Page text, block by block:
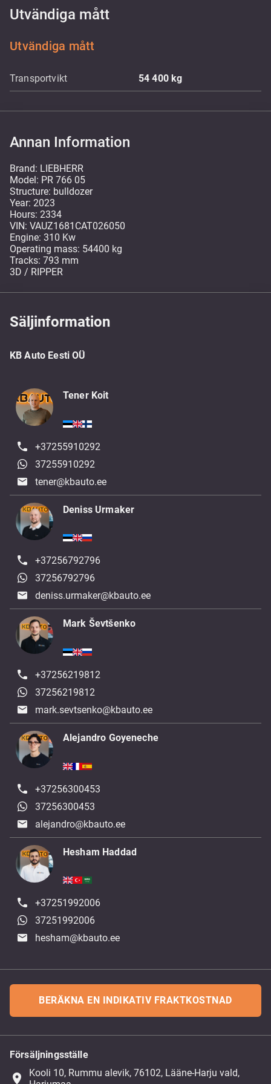
Utvändiga mått
Utvändiga mått
Transportvikt 54 400kg
Annan Information
Brand: LIEBHERR
Model: PR 766 05
Structure: bulldozer
Year: 2023
Hours: 2334
VIN: VAUZ1681CAT026050
Engine: 310 Kw
Operating mass: 54400 kg
Tracks: 793 mm
3D / RIPPER
Säljinformation
KB Auto Eesti OÜ
Tener Koit
+37255910292
37255910292
tener@kbauto.ee
Deniss Urmaker
+37256792796
37256792796
deniss.urmaker@kbauto.ee
Mark Ševtšenko
+37256219812
37256219812
mark.sevtsenko@kbauto.ee
Alejandro Goyeneche
+37256300453
37256300453
alejandro@kbauto.ee
Hesham Haddad
+37251992006
37251992006
hesham@kbauto.ee
BERÄKNA EN INDIKATIV FRAKTKOSTNAD
Försäljningsställe
place
Kooli 10, Rummu alevik, 76102, Lääne-Harju vald,